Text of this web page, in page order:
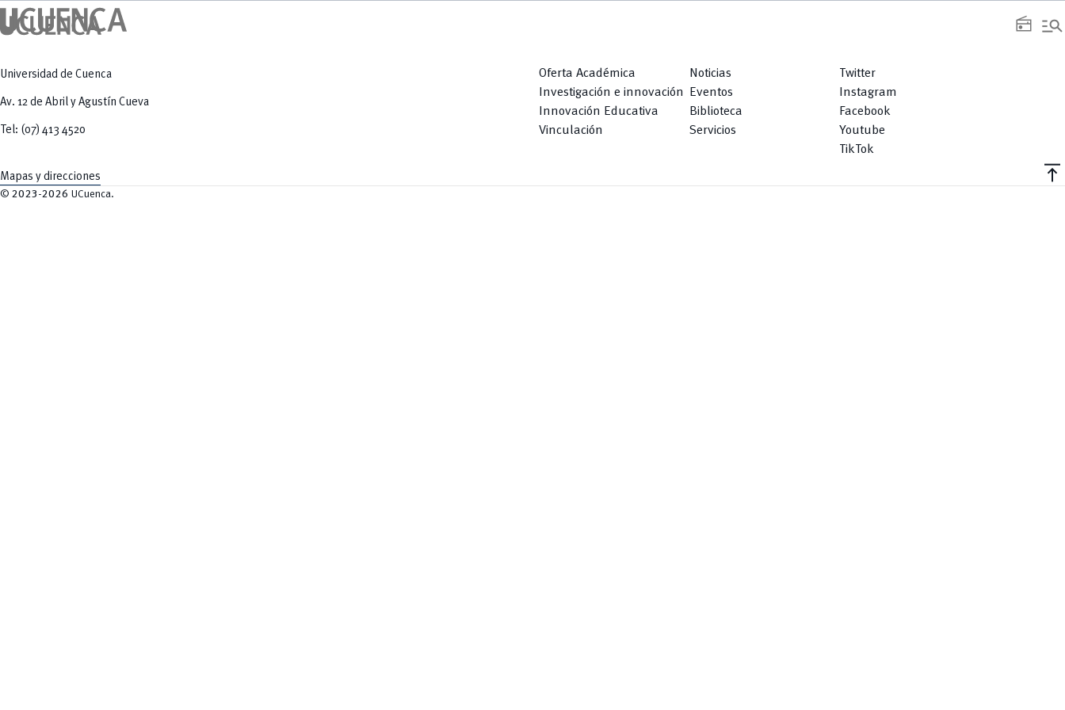
radio manage_search
Universidad de Cuenca
Av. 12 de Abril y Agustín Cueva
Tel: (07) 413 4520
Mapas y direcciones
Oferta Académica
Investigación e innovación
Innovación Educativa
Vinculación
Noticias
Eventos
Biblioteca
Servicios
Twitter
Instagram
Facebook
Youtube
TikTok
vertical_align_top
© 2023-2026 UCuenca.